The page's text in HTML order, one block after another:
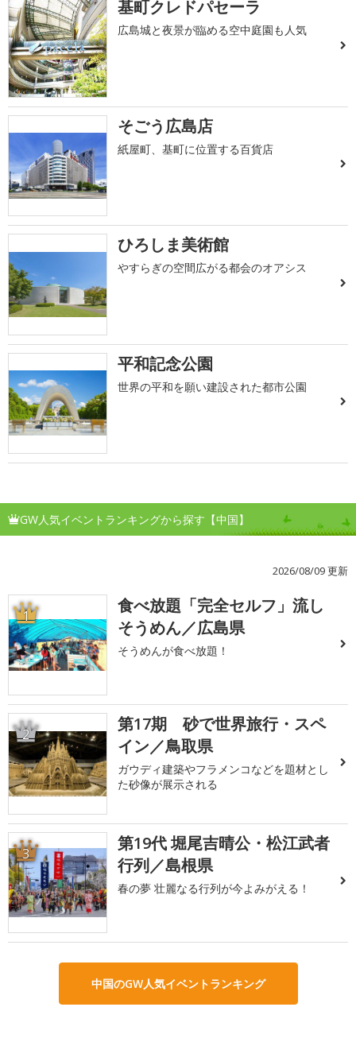
基町クレドパセーラ
広島城と夜景が臨める空中庭園も人気
そごう広島店
紙屋町、基町に位置する百貨店
ひろしま美術館
やすらぎの空間広がる都会のオアシス
平和記念公園
世界の平和を願い建設された都市公園
GW人気イベントランキングから探す【中国】
2026/08/09 更新
1
食べ放題「完全セルフ」流し
そうめん／広島県
そうめんが食べ放題！
2
第17期 砂で世界旅行・スペ
イン／鳥取県
ガウディ建築やフラメンコなどを題材とし
た砂像が展示される
3
第19代 堀尾吉晴公・松江武者
行列／島根県
春の夢 壮麗なる行列が今よみがえる！
中国のGW人気イベントランキング